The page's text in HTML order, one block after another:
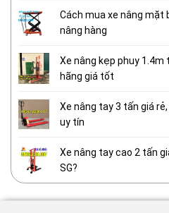
Cách mua xe nâng mặt
nâng hàng
Xe nâng kẹp phuy 1.4m
hãng giá tốt
Xe nâng tay 3 tấn giá
uy tín
Xe nâng tay cao 2 tấn
SG?